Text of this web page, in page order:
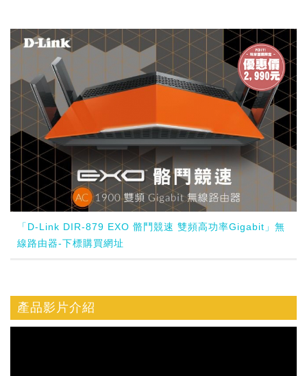
「D-Link DIR-879 EXO 骼鬥競速 雙頻高功率Gigabit」無
線路由器-下標購買網址
產品影片介紹